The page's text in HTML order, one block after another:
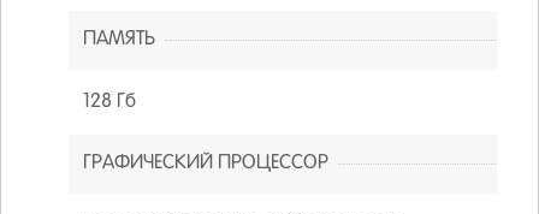
ПАМЯТЬ
128 Гб
ГРАФИЧЕСКИЙ ПРОЦЕССОР